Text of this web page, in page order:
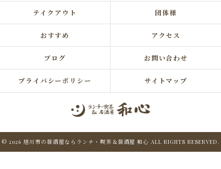
テイクアウト 団体様
おすすめ アクセス
ブログ お問い合わせ
プライバシーポリシー サイトマップ
© 2026 旭川市の居酒屋ならランチ・喫茶＆居酒屋 和心 ALL RIGHTS RESERVED.